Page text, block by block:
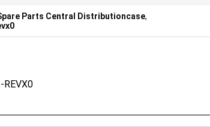
Parts Central Distributioncase,
REVX0